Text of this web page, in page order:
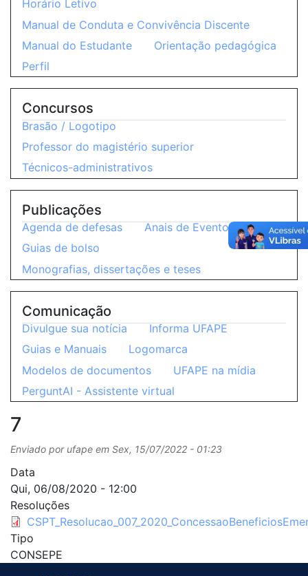
7
Enviado por ufape em Sex, 15/07/2022 - 01:23
Data
Qui, 06/08/2020 - 12:00
Resoluções
Tipo
CONSEPE
Horário Letivo
Manual de Conduta e Convivência Discente
Manual do Estudante
Orientação pedagógica
Perfil
Concursos
Brasão / Logotipo
Professor do magistério superior
Técnicos-administrativos
Publicações
Agenda de defesas
Anais de Eventos
Guias de bolso
Monografias, dissertações e teses
Comunicação
Divulgue sua notícia
Informa UFAPE
Guias e Manuais
Logomarca
Modelos de documentos
UFAPE na mídia
PerguntAI - Assistente virtual